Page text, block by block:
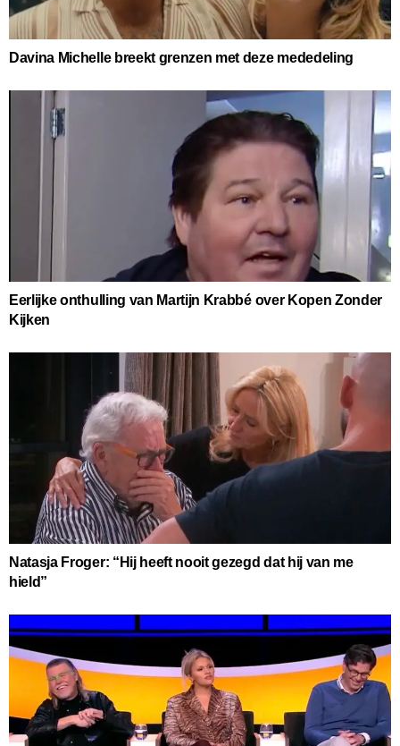
Davina Michelle breekt grenzen met deze mededeling
Eerlijke onthulling van Martijn Krabbé over Kopen Zonder
Kijken
Natasja Froger: “Hij heeft nooit gezegd dat hij van me
hield”